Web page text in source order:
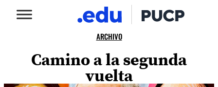
ARCHIVO
Camino a la segunda
vuelta